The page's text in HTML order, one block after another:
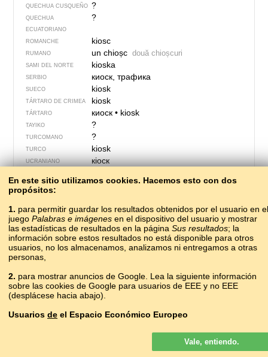
QUECHUA CUSQUEÑO ?
QUECHUA
ECUATORIANO
?
ROMANCHE kiosc
RUMANO un chioșc două chioșcuri
SAMI DEL NORTE kioska
SERBIO киоск, трафика
SUECO kiosk
TÁRTARO DE CRIMEA kiosk
TÁRTARO киоск• kiosk
TAYIKO ?
TURCOMANO ?
TURCO kiosk
UCRANIANO кіоск
UZBEKO kiosk
VIETNAMITA ?
VILAMOVICIANO ?
YAKUTO ?
YIDIS ?
En este sitio utilizamos cookies. Hacemos esto con dos
propósitos:
1. para permitir guardar los resultados obtenidos por el usuario en el
juego Palabras e imágenes en el dispositivo del usuario y mostrar
las estadísticas de resultados en la página Sus resultados; la
información sobre estos resultados no está disponible para otros
usuarios, no los almacenamos, analizamos ni entregamos a otras
personas,
2. para mostrar anuncios de Google. Lea la siguiente información
sobre las cookies de Google para usuarios de EEE y no EEE
(desplácese hacia abajo).
Usuarios de el Espacio Económico Europeo
Los anuncios de Google que se muestran en nuestro sitio para los
son personalizados. Si bien estos anuncios no
usan cookies para la personalización de los anuncios, sí lo hacen
Vale, entiendo.